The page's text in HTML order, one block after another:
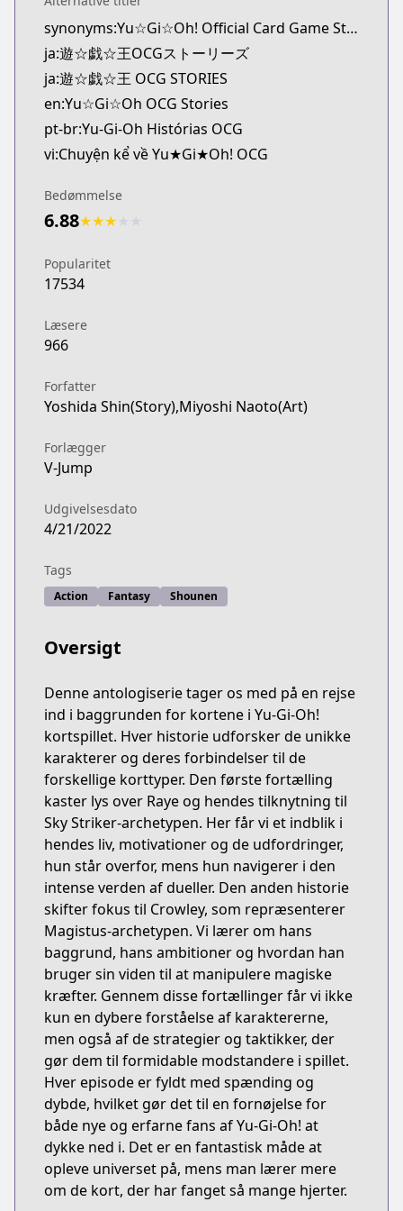
MangaUpdates
https://www.mangaupdates.com/
Book☆Walker
Book☆Walker
https://bookwalker.jp/series/384244/list
synonyms:Yu☆Gi☆Oh! Official Card Game Stories
ja:遊☆戯☆王OCGストーリーズ
ja:遊☆戯☆王 OCG STORIES
en:Yu☆Gi☆Oh OCG Stories
pt-br:Yu-Gi-Oh Histórias OCG
vi:Chuyện kể về Yu★Gi★Oh! OCG
Bedømmelse
6.88★★★
Popularitet
17534
Læsere
966
Forfatter
Yoshida Shin(Story),Miyoshi Naoto(Art)
Forlægger
V-Jump
Udgivelsesdato
4/21/2022
Tags
Action Fantasy Shounen
Oversigt
Denne antologiserie tager os med på en rejse
ind i baggrunden for kortene i Yu-Gi-Oh!
kortspillet. Hver historie udforsker de unikke
karakterer og deres forbindelser til de
forskellige korttyper. Den første fortælling
kaster lys over Raye og hendes tilknytning til
Sky Striker-archetypen. Her får vi et indblik i
hendes liv, motivationer og de udfordringer,
hun står overfor, mens hun navigerer i den
intense verden af dueller. Den anden historie
skifter fokus til Crowley, som repræsenterer
Magistus-archetypen. Vi lærer om hans
baggrund, hans ambitioner og hvordan han
bruger sin viden til at manipulere magiske
kræfter. Gennem disse fortællinger får vi ikke
kun en dybere forståelse af karaktererne,
men også af de strategier og taktikker, der
gør dem til formidable modstandere i spillet.
Hver episode er fyldt med spænding og
dybde, hvilket gør det til en fornøjelse for
både nye og erfarne fans af Yu-Gi-Oh! at
dykke ned i. Det er en fantastisk måde at
opleve universet på, mens man lærer mere
om de kort, der har fanget så mange hjerter.